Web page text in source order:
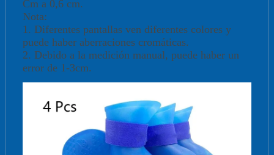
Cm a 0,6 cm.
Nota:
1. Diferentes pantallas ven diferentes colores y
puede haber aberraciones cromáticas.
2. Debido a la medición manual, puede haber un
error de 1-3cm.